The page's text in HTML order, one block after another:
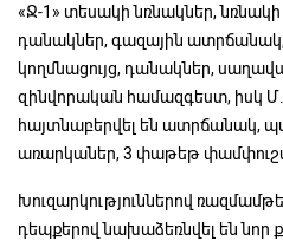
«Ջ-1» տեսակի նռնակներ, նռնակի
դանակներ, գազային
կողմնացույց, դանակներ,
զինվորական համազգեստ, իսկ
հայտնաբերվել են ատրճանակ,
առարկաներ, 3 փաթեթ
Խուզարկություններով
դեպքերով նախաձեռնվել են նոր